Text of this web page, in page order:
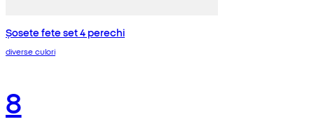
Șosete fete set 4 perechi
diverse culori
8